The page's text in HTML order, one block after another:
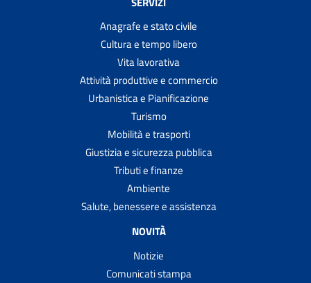
Anagrafe e stato civile
Cultura e tempo libero
Vita lavorativa
Attività produttive e commercio
Urbanistica e Pianificazione
Turismo
Mobilità e trasporti
Giustizia e sicurezza pubblica
Tributi e finanze
Ambiente
Salute, benessere e assistenza
NOVITÀ
Notizie
Comunicati stampa